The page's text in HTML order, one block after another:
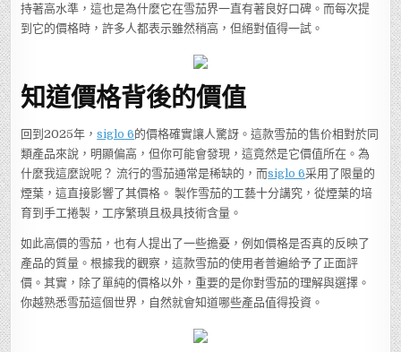
茄
價
持著高水準，這也是為什麼它在雪茄界一直有著良好口碑。而每次提
到它的價格時，許多人都表示雖然稍高，但絕對值得一試。
知道價格背後的價值
回到2025年，siglo 6的價格確實讓人驚訝。這款雪茄的售价相對於同
類產品來說，明顯偏高，但你可能會發現，這竟然是它價值所在。為
什麼我這麼說呢？ 流行的雪茄通常是稀缺的，而siglo 6采用了限量的
煙葉，這直接影響了其價格。 製作雪茄的工藝十分講究，從煙葉的培
育到手工捲製，工序繁瑣且极具技術含量。
如此高價的雪茄，也有人提出了一些擔憂，例如價格是否真的反映了
產品的質量。根據我的觀察，這款雪茄的使用者普遍給予了正面評
價。其實，除了單純的價格以外，重要的是你對雪茄的理解與選擇。
你越熟悉雪茄這個世界，自然就會知道哪些產品值得投資。